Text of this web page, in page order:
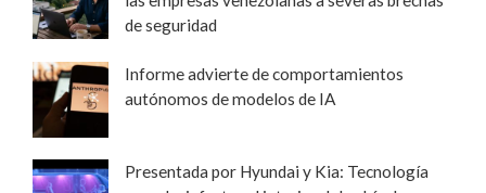
de seguridad
Informe advierte de comportamientos
autónomos de modelos de IA
Presentada por Hyundai y Kia: Tecnología